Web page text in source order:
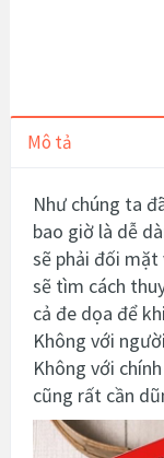
Mô tả
Như chúng ta
bao giờ là dễ
sẽ phải đối
sẽ tìm cách
cả đe dọa để
Không với
Không với
cũng rất cần